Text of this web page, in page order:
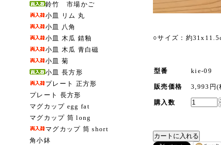
鈴竹 市場かご
小皿 リム 丸
小皿 八角
小皿 木瓜 錆釉
小皿 木瓜 青白磁
小皿 菊
小皿 長方形
プレート 正方形
プレート 長方形
マグカップ egg fat
マグカップ 筒 long
マグカップ 筒 short
角小鉢
○サイズ：約
型番 kie-09
販売価格 3,993円(
購入数